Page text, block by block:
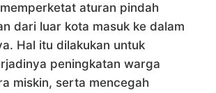
aturan pindah
dari luar kota masuk ke dalam
Hal itu dilakukan untuk
peningkatan warga
miskin, serta mencegah